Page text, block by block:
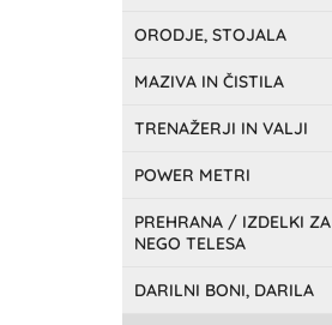
ORODJE, STOJALA
MAZIVA IN ČISTILA
TRENAŽERJI IN VALJI
POWER METRI
PREHRANA / IZDELKI ZA
NEGO TELESA
DARILNI BONI, DARILA